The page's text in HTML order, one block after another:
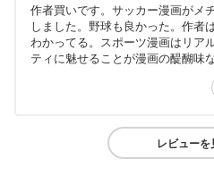
作者買いです。サッカー漫画がメ
しました。野球も良かった。作者
わかってる。スポーツ漫画はリア
ティに魅せることが漫画の醍醐味
レビューを